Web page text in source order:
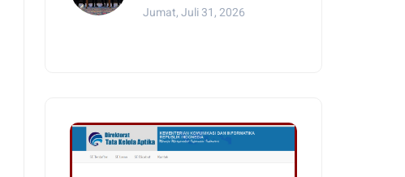
Jumat, Juli 31, 2026